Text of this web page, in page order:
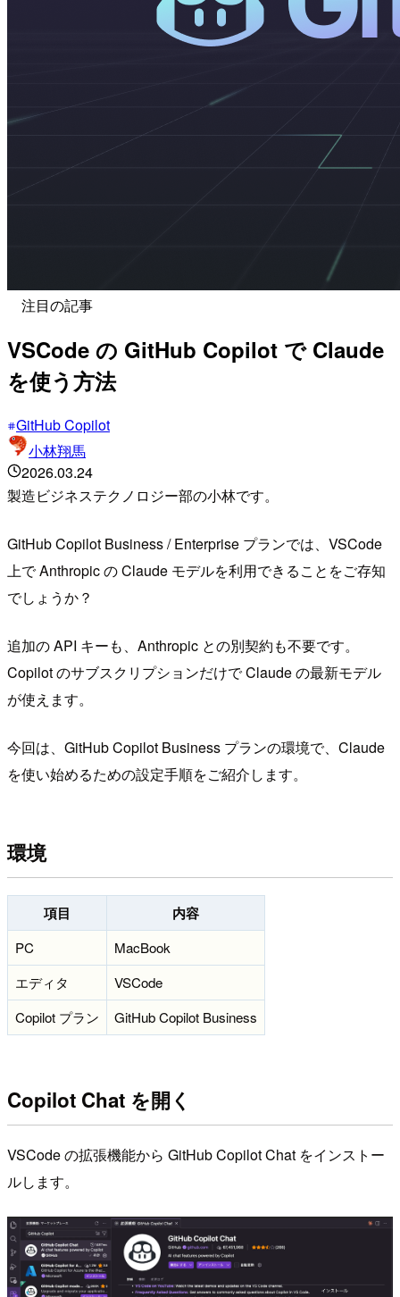
注目の記事
VSCode の GitHub Copilot で Claude
を使う方法
GitHub Copilot
小林翔馬
2026.03.24
製造ビジネステクノロジー部の小林です。
GitHub Copilot Business / Enterprise プランでは、VSCode
上で Anthropic の Claude モデルを利用できることをご存知
でしょうか？
追加の API キーも、Anthropic との別契約も不要です。
Copilot のサブスクリプションだけで Claude の最新モデル
が使えます。
今回は、GitHub Copilot Business プランの環境で、Claude
を使い始めるための設定手順をご紹介します。
環境
項目 内容
PC
MacBook
エディタ
VSCode
Copilot プラン
GitHub Copilot Business
Copilot Chat を開く
VSCode の拡張機能から GitHub Copilot Chat をインストー
ルします。